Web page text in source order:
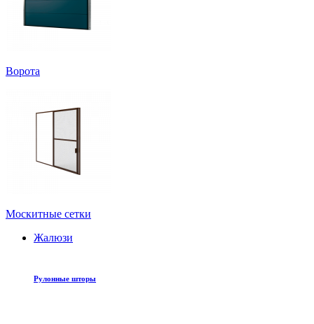
Ворота
Москитные сетки
Жалюзи
Рулонные шторы